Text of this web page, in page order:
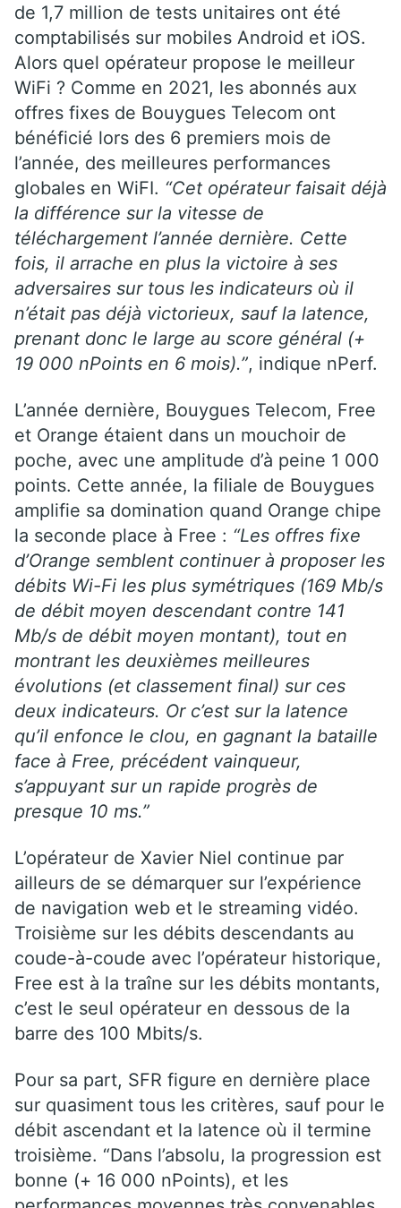
de 1,7 million de tests unitaires ont été
comptabilisés sur mobiles Android et iOS.
Alors quel opérateur propose le meilleur
WiFi ? Comme en 2021, les abonnés aux
offres fixes de Bouygues Telecom ont
bénéficié lors des 6 premiers mois de
l’année, des meilleures performances
globales en WiFI. “Cet opérateur faisait déjà
la différence sur la vitesse de
téléchargement l’année dernière. Cette
fois, il arrache en plus la victoire à ses
adversaires sur tous les indicateurs où il
n’était pas déjà victorieux, sauf la latence,
prenant donc le large au score général (+
19 000 nPoints en 6 mois).”, indique nPerf.
L’année dernière, Bouygues Telecom, Free
et Orange étaient dans un mouchoir de
poche, avec une amplitude d’à peine 1 000
points. Cette année, la filiale de Bouygues
amplifie sa domination quand Orange chipe
la seconde place à Free : “Les offres fixe
d’Orange semblent continuer à proposer les
débits Wi-Fi les plus symétriques (169 Mb/s
de débit moyen descendant contre 141
Mb/s de débit moyen montant), tout en
montrant les deuxièmes meilleures
évolutions (et classement final) sur ces
deux indicateurs. Or c’est sur la latence
qu’il enfonce le clou, en gagnant la bataille
face à Free, précédent vainqueur,
s’appuyant sur un rapide progrès de
presque 10 ms.”
L’opérateur de Xavier Niel continue par
ailleurs de se démarquer sur l’expérience
de navigation web et le streaming vidéo.
Troisième sur les débits descendants au
coude-à-coude avec l’opérateur historique,
Free est à la traîne sur les débits montants,
c’est le seul opérateur en dessous de la
barre des 100 Mbits/s.
Pour sa part, SFR figure en dernière place
sur quasiment tous les critères, sauf pour le
débit ascendant et la latence où il termine
troisième. “Dans l’absolu, la progression est
bonne (+ 16 000 nPoints), et les